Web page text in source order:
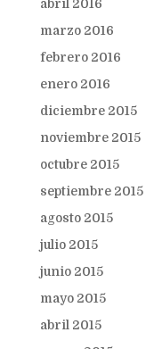
abril 2016
marzo 2016
febrero 2016
enero 2016
diciembre 2015
noviembre 2015
octubre 2015
septiembre 2015
agosto 2015
julio 2015
junio 2015
mayo 2015
abril 2015